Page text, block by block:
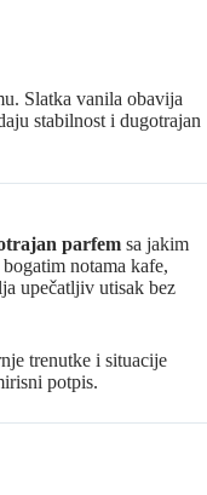
Slatka vanila obavija
stabilnost i dugotrajan
parfem sa jakim
notama kafe,
upečatljiv utisak bez
trenutke i situacije
potpis.